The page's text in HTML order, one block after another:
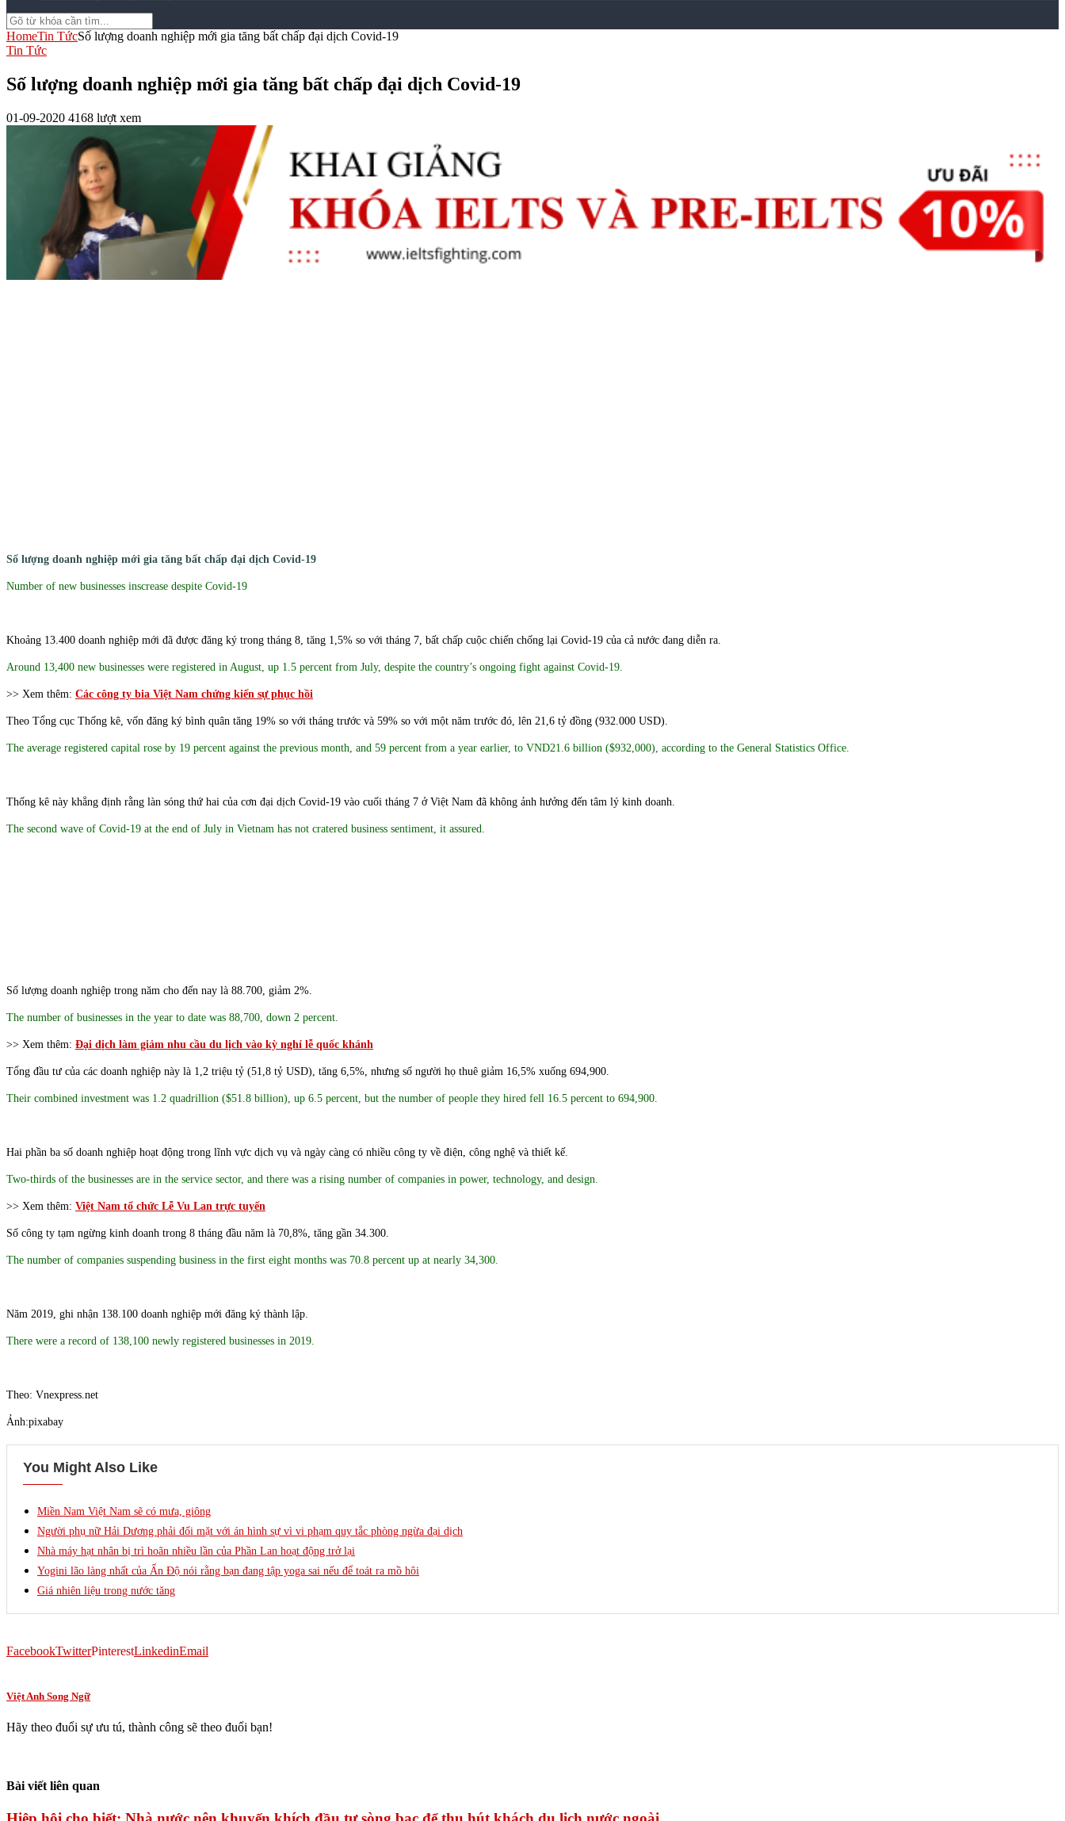
HomeTin TứcSố lượng doanh nghiệp mới gia tăng bất chấp đại dịch Covid-19
Tin Tức
Số lượng doanh nghiệp mới gia tăng bất chấp đại dịch Covid-19
01-09-2020 4168 lượt xem
Số lượng doanh nghiệp mới gia tăng bất chấp đại dịch Covid-19
Number of new businesses inscrease despite Covid-19
Khoảng 13.400 doanh nghiệp mới đã được đăng ký trong tháng 8, tăng 1,5% so với tháng 7, bất chấp cuộc chiến chống lại Covid-19 của cả nước đang diễn ra.
Around 13,400 new businesses were registered in August, up 1.5 percent from July, despite the country’s ongoing fight against Covid-19.
>> Xem thêm: Các công ty bia Việt Nam chứng kiến sự phục hồi
Theo Tổng cục Thống kê, vốn đăng ký bình quân tăng 19% so với tháng trước và 59% so với một năm trước đó, lên 21,6 tỷ đồng (932.000 USD).
The average registered capital rose by 19 percent against the previous month, and 59 percent from a year earlier, to VND21.6 billion ($932,000), according to the General Statistics Office.
Thống kê này khẳng định rằng làn sóng thứ hai của cơn đại dịch Covid-19 vào cuối tháng 7 ở Việt Nam đã không ảnh hưởng đến tâm lý kinh doanh.
The second wave of Covid-19 at the end of July in Vietnam has not cratered business sentiment, it assured.
Số lượng doanh nghiệp trong năm cho đến nay là 88.700, giảm 2%.
The number of businesses in the year to date was 88,700, down 2 percent.
>> Xem thêm: Đại dịch làm giảm nhu cầu du lịch vào kỳ nghỉ lễ quốc khánh
Tổng đầu tư của các doanh nghiệp này là 1,2 triệu tỷ (51,8 tỷ USD), tăng 6,5%, nhưng số người họ thuê giảm 16,5% xuống 694,900.
Their combined investment was 1.2 quadrillion ($51.8 billion), up 6.5 percent, but the number of people they hired fell 16.5 percent to 694,900.
Hai phần ba số doanh nghiệp hoạt động trong lĩnh vực dịch vụ và ngày càng có nhiều công ty về điện, công nghệ và thiết kế.
Two-thirds of the businesses are in the service sector, and there was a rising number of companies in power, technology, and design.
>> Xem thêm: Việt Nam tổ chức Lễ Vu Lan trực tuyến
Số công ty tạm ngừng kinh doanh trong 8 tháng đầu năm là 70,8%, tăng gần 34.300.
The number of companies suspending business in the first eight months was 70.8 percent up at nearly 34,300.
Năm 2019, ghi nhận 138.100 doanh nghiệp mới đăng ký thành lập.
There were a record of 138,100 newly registered businesses in 2019.
Theo: Vnexpress.net
Ảnh:pixabay
You Might Also Like
Miền Nam Việt Nam sẽ có mưa, giông
Người phụ nữ Hải Dương phải đối mặt với án hình sự vì vi phạm quy tắc phòng ngừa đại dịch
Nhà máy hạt nhân bị trì hoãn nhiều lần của Phần Lan hoạt động trở lại
Yogini lão làng nhất của Ấn Độ nói rằng bạn đang tập yoga sai nếu để toát ra mồ hôi
Giá nhiên liệu trong nước tăng
FacebookTwitterPinterestLinkedinEmail
Việt Anh Song Ngữ
Hãy theo đuổi sự ưu tú, thành công sẽ theo đuổi bạn!
Bài viết liên quan